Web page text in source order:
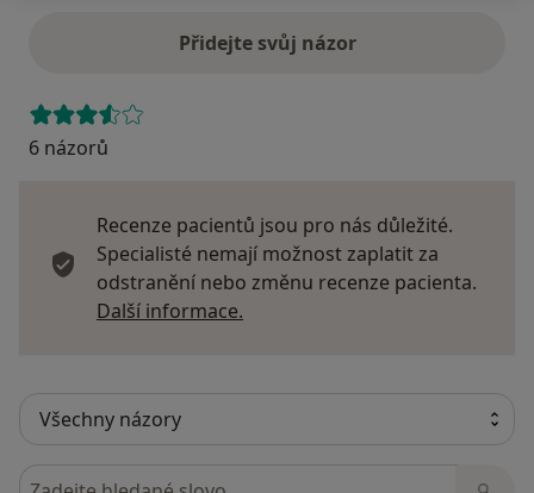
Přidejte svůj názor
6 názorů
Recenze pacientů jsou pro nás důležité.
Specialisté nemají možnost zaplatit za
odstranění nebo změnu recenze pacienta.
Další informace.
Hledejte v názorech